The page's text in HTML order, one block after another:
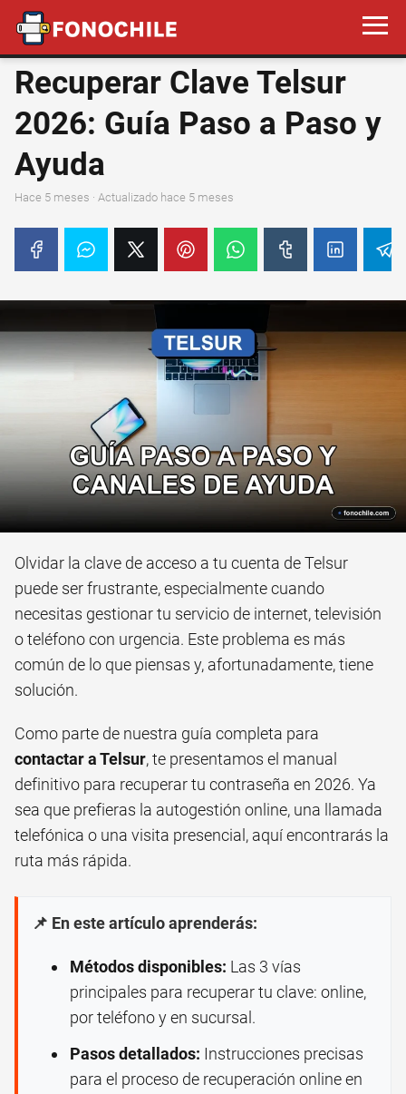
Recuperar Clave Telsur
2026: Guía Paso a Paso y
Ayuda
hace 5 meses · Actualizado hace 5 meses
Olvidar la clave de acceso a tu cuenta de Telsur
puede ser frustrante, especialmente cuando
necesitas gestionar tu servicio de internet, televisión
o teléfono con urgencia. Este problema es más
común de lo que piensas y, afortunadamente, tiene
solución.
Como parte de nuestra guía completa para
contactar a Telsur, te presentamos el manual
definitivo para recuperar tu contraseña en 2026. Ya
sea que prefieras la autogestión online, una llamada
telefónica o una visita presencial, aquí encontrarás la
ruta más rápida.
📌 En este artículo aprenderás:
Métodos disponibles: Las 3 vías
principales para recuperar tu clave: online,
por teléfono y en sucursal.
Pasos detallados: Instrucciones precisas
para el proceso de recuperación online en